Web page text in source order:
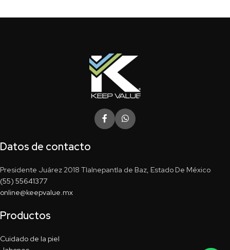
Datos de contacto
Presidente Juárez 2018 Tlalnepantla de Baz, Estado De México
(55) 55641377
online@keepvalue.mx
Productos
Cuidado de la piel